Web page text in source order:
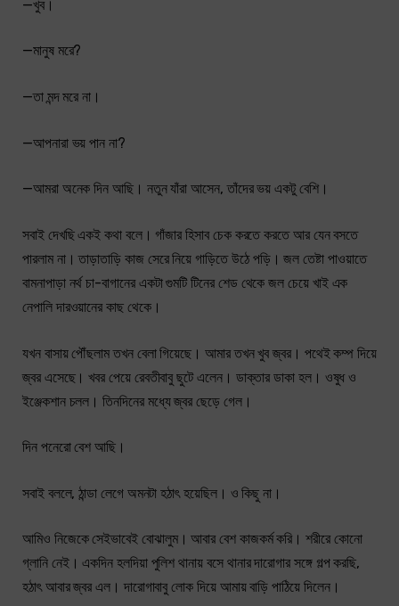
—খুব।
—মানুষ মরে?
—তা মন্দ মরে না।
—আপনারা ভয় পান না?
—আমরা অনেক দিন আছি। নতুন যাঁরা আসেন, তাঁদের ভয় একটু বেশি।
সবাই দেখছি একই কথা বলে। গাঁজার হিসাব চেক করতে করতে আর যেন বসতে
পারলাম না। তাড়াতাড়ি কাজ সেরে নিয়ে গাড়িতে উঠে পড়ি। জল তেষ্টা পাওয়াতে
বামনাপাড়া নর্থ চা-বাগানের একটা গুমটি টিনের শেড থেকে জল চেয়ে খাই এক
নেপালি দারওয়ানের কাছ থেকে।
যখন বাসায় পৌঁছলাম তখন বেলা গিয়েছে। আমার তখন খুব জ্বর। পথেই কম্প দিয়ে
জ্বর এসেছে। খবর পেয়ে রেবতীবাবু ছুটে এলেন। ডাক্তার ডাকা হল। ওষুধ ও
ইঞ্জেকশান চলল। তিনদিনের মধ্যে জ্বর ছেড়ে গেল।
দিন পনেরো বেশ আছি।
সবাই বললে, ঠান্ডা লেগে অমনটা হঠাৎ হয়েছিল। ও কিছু না।
আমিও নিজেকে সেইভাবেই বোঝালুম। আবার বেশ কাজকর্ম করি। শরীরে কোনো
গ্লানি নেই। একদিন হলদিয়া পুলিশ থানায় বসে থানার দারোগার সঙ্গে গল্প করছি,
হঠাৎ আবার জ্বর এল। দারোগাবাবু লোক দিয়ে আমায় বাড়ি পাঠিয়ে দিলেন।